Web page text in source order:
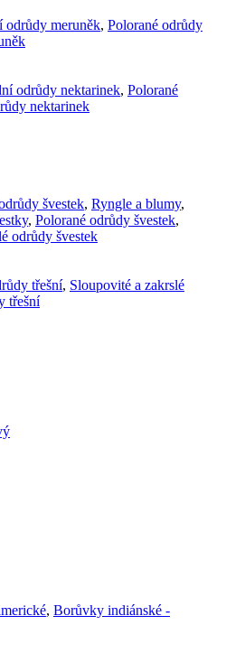
odrůdy meruněk, Polorané odrůdy
odrůdy nektarinek, Polorané
nektarinek
švestek, Ryngle a blumy,
, Polorané odrůdy švestek,
odrůdy švestek
třešní, Sloupovité a zakrslé
třešní
, Borůvky indiánské -